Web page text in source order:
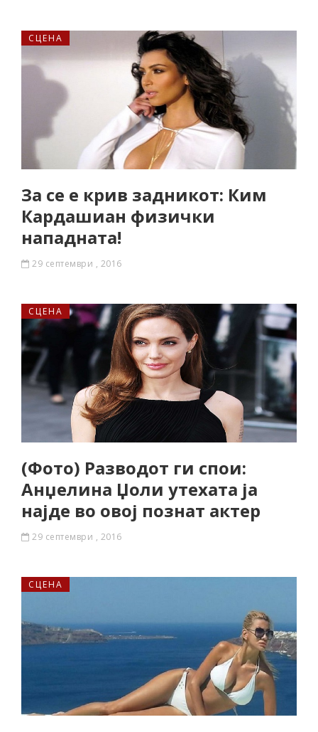
СЦЕНА
За се е крив задникот: Ким
Кардашиан физички
нападната!
29 септември , 2016
СЦЕНА
(Фото) Разводот ги спои:
Анџелина Џоли утехата ја
најде во овој познат актер
29 септември , 2016
СЦЕНА